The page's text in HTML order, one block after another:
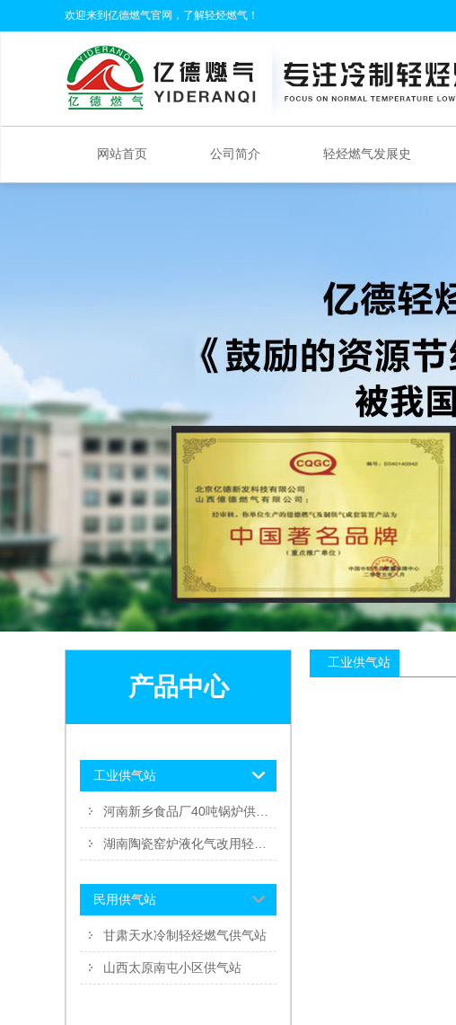
欢迎来到亿德燃气官网，了解轻烃燃气！
网站首页 公司简介 轻烃燃气发展史
产品中心
工业供气站
河南新乡食品厂40吨锅炉供气厂
湖南陶瓷窑炉液化气改用轻烃燃气
民用供气站
甘肃天水冷制轻烃燃气供气站
山西太原南屯小区供气站
工业供气站